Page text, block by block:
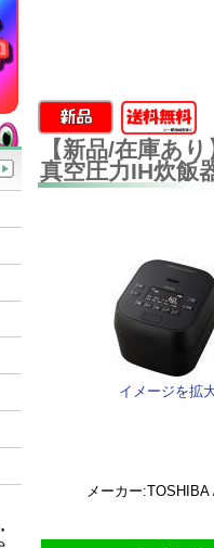
【新品/在庫あ
真空圧力IH炊飯
イメージを拡
メーカー:TOSHIBA